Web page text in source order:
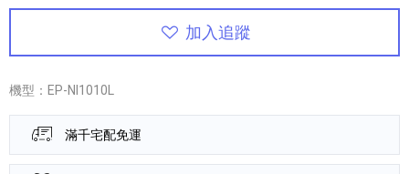
加入追蹤
機型：EP-NI1010L
滿千宅配免運